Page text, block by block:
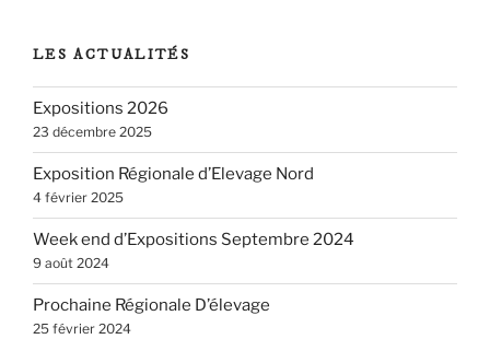
LES ACTUALITÉS
Expositions 2026
23 décembre 2025
Exposition Régionale d’Elevage Nord
4 février 2025
Week end d’Expositions Septembre 2024
9 août 2024
Prochaine Régionale D’élevage
25 février 2024